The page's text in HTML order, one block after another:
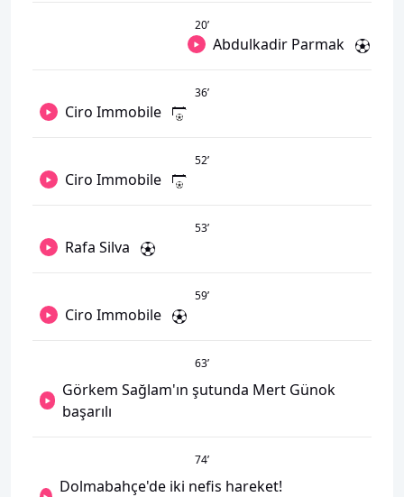
20’
Abdulkadir Parmak
36’
Ciro Immobile
52’
Ciro Immobile
53’
Rafa Silva
59’
Ciro Immobile
63’
Görkem Sağlam'ın şutunda Mert Günok
başarılı
74’
Dolmabahçe'de iki nefis hareket!